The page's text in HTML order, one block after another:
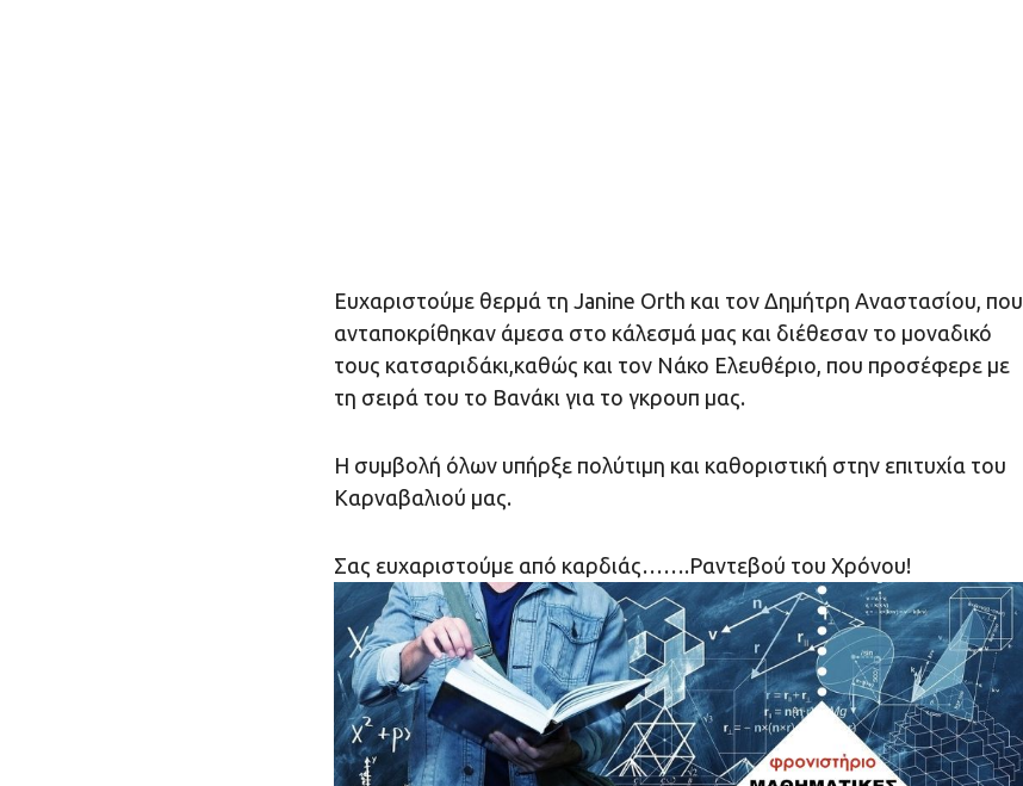
Ευχαριστούμε θερμά τη Janine Orth και τον Δημήτρη Αναστασίου, που
ανταποκρίθηκαν άμεσα στο κάλεσμά μας και διέθεσαν το μοναδικό
τους κατσαριδάκι,καθώς και τον Νάκο Ελευθέριο, που προσέφερε με
τη σειρά του το Βανάκι για το γκρουπ μας.
Η συμβολή όλων υπήρξε πολύτιμη και καθοριστική στην επιτυχία του
Καρναβαλιού μας.
Σας ευχαριστούμε από καρδιάς…….Ραντεβού του Χρόνου!